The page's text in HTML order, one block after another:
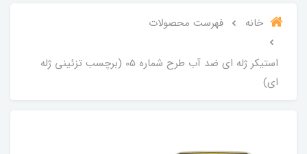
خانه فهرست محصولات
استیکر ژله ای ضد آب طرح شماره 05 (برچسب تزئینی ژله
ای)